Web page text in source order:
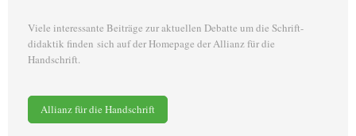
Viele interessante Beiträge zur aktuellen Debatte um die Schrift-
didaktik finden sich auf der Homepage der Allianz für die
Handschrift.
Allianz für die Handschrift